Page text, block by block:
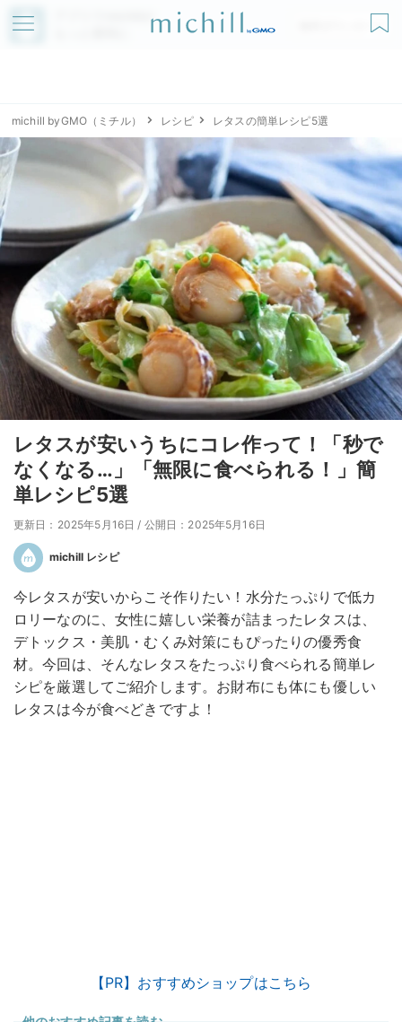
アプリでmichillが
無料ダウンロード
michill byGMO（ミチル） レシピ レタスの簡単レシピ5選
レタスが安いうちにコレ作って！「秒で
なくなる…」「無限に食べられる！」簡
単レシピ5選
更新日：2025年5月16日 / 公開日：2025年5月16日
michill レシピ
今レタスが安いからこそ作りたい！水分たっぷりで低カ
ロリーなのに、女性に嬉しい栄養が詰まったレタスは、
デトックス・美肌・むくみ対策にもぴったりの優秀食
材。今回は、そんなレタスをたっぷり食べられる簡単レ
シピを厳選してご紹介します。お財布にも体にも優しい
レタスは今が食べどきですよ！
【PR】おすすめショップはこちら